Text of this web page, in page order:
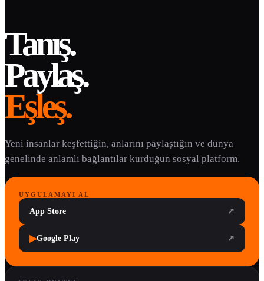
Tanış.
Paylaş.
Eşleş.
Yeni insanlar keşfettiğin, anlarını paylaştığın ve dünya
genelinde anlamlı bağlantılar kurduğun sosyal platform.
UYGULAMAYI AL
App Store ↗
▶Google Play ↗